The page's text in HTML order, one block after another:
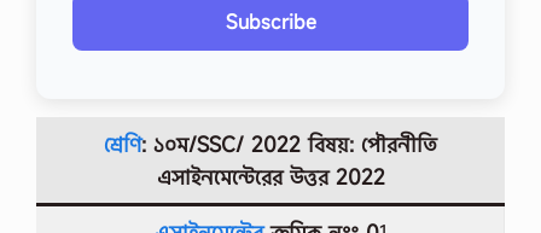
Subscribe
শ্রেণি: ১০ম/SSC/ 2022 বিষয়: পৌরনীতি
এসাইনমেন্টেরের উত্তর2022